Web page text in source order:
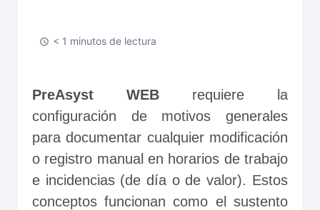
< 1 minutos de lectura
PreAsyst WEB requiere la
configuración de motivos generales
para documentar cualquier modificación
o registro manual en horarios de trabajo
e incidencias (de día o de valor). Estos
conceptos funcionan como el sustento